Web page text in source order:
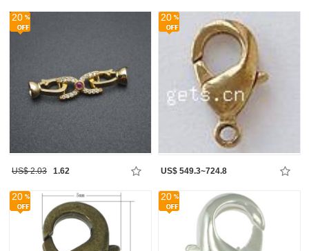
20
US$ 2.03 1.62
20
US$ 549.3~724.8
20 20